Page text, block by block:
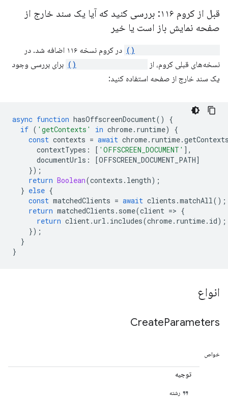
قبل از کروم ۱۱۶: بررسی کنید که آیا یک سند خارج از
صفحه نمایش باز است یا خیر
در کروم نسخه ۱۱۶ اضافه شد. در
نسخه‌های قبلی کروم، از
برای بررسی وجود
یک سند خارج از صفحه استفاده کنید:
async function hasOffscreenDocument()
{
if ( 'getContexts' in chrome. runtime)
{
const contexts = await chrome. runtime.
contextTypes : [ 'OFFSCREEN_DOCUMENT' ],
documentUrls : [OFFSCREEN_DOCUMENT_PATH]
});
return Boolean(contexts . length);
} else {
const matchedClients = await clients .matchAll();
return matchedClients . some(client => {
return client.url . includes(chrome. runtime. id);
});
}
}
انواع
CreateParameters
خواص
توجیه
رشته